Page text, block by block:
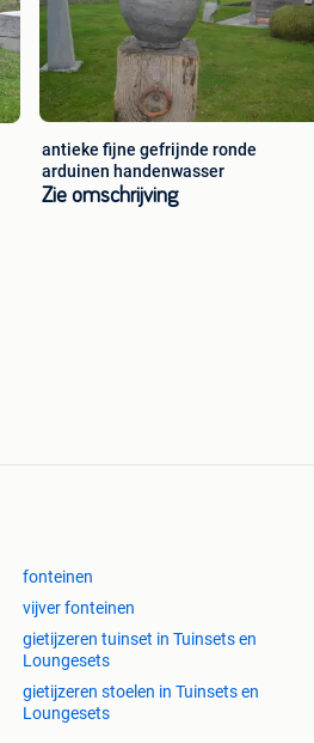
antieke fijne gefrijnde ronde
arduinen handenwasser
Zie omschrijving
fonteinen
vijver fonteinen
gietijzeren tuinset in Tuinsets en
Loungesets
gietijzeren stoelen in Tuinsets en
Loungesets